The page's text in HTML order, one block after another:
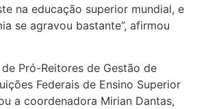
na educação superior mundial, e
se agravou bastante”, afirmou
Pró-Reitores de Gestão de
Federais de Ensino Superior
a coordenadora Mirian Dantas,